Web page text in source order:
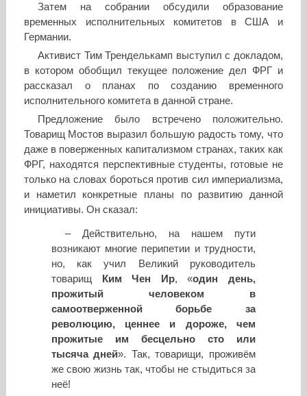
Затем на собрании обсудили образование
временных исполнительных комитетов в США и
Германии.
Активист Тим Тренделькамп выступил с докладом,
в котором обобщил текущее положение дел ФРГ и
рассказал о планах по созданию временного
исполнительного комитета в данной стране.
Предложение было встречено положительно.
Товарищ Мостов выразил большую радость тому, что
даже в поверженных капитализмом странах, таких как
ФРГ, находятся перспективные студенты, готовые не
только на словах бороться против сил империализма,
и наметил конкретные планы по развитию данной
инициативы. Он сказал:
– Действительно, на нашем пути
возникают многие перипетии и трудности,
но, как учил Великий руководитель
товарищ
Ким Чен Ир, «один день,
прожитый человеком в
самоотверженной борьбе за
революцию, ценнее и дороже, чем
прожитые им бесцельно сто или
тысяча дней». Так, товарищи, проживём
же свою жизнь так, чтобы не стыдиться за
неё!